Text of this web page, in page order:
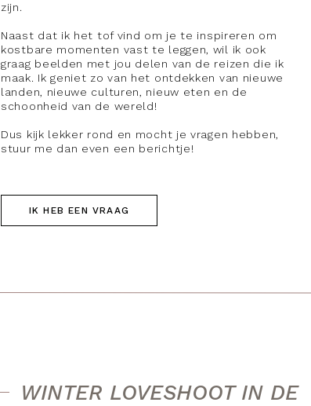
zijn.
Naast dat ik het tof vind om je te inspireren om
kostbare momenten vast te leggen, wil ik ook
graag beelden met jou delen van de reizen die ik
maak. Ik geniet zo van het ontdekken van nieuwe
landen, nieuwe culturen, nieuw eten en de
schoonheid van de wereld!
Dus kijk lekker rond en mocht je vragen hebben,
stuur me dan even een berichtje!
IK HEB EEN VRAAG
WINTER LOVESHOOT IN DE